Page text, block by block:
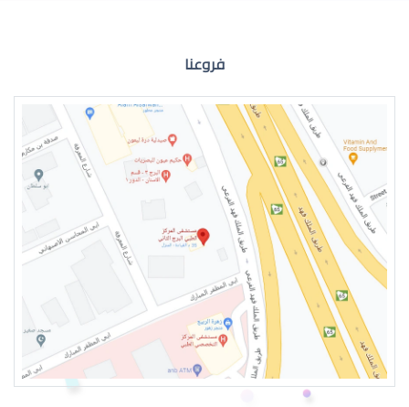
عيون الطفل الرضيع
عيون الطفل الرضيع تدمع
فروعنا